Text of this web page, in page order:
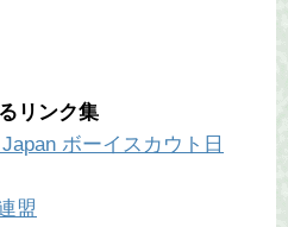
リンク集
ボーイスカウト日
盟